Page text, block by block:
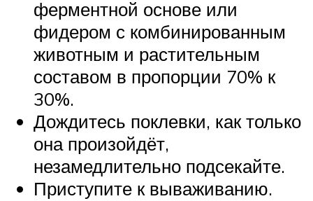
ферментной основе или
фидером с комбинированным
животным и растительным
составом в пропорции 70% к
30%.
Дождитесь поклевки, как только
она произойдёт,
незамедлительно подсекайте.
Приступите к вываживанию.